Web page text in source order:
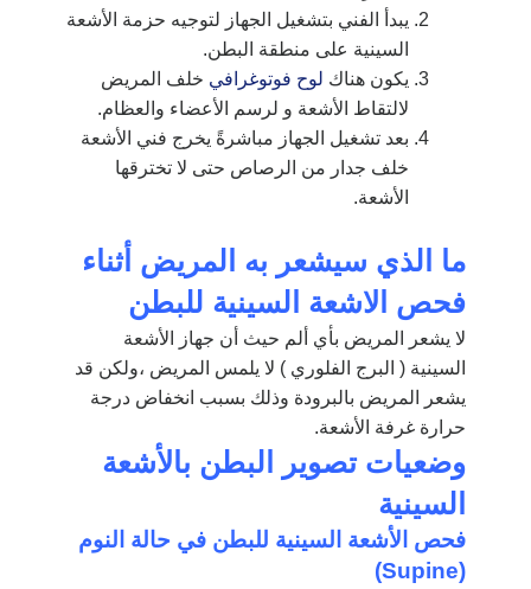
يبدأ الفني بتشغيل الجهاز لتوجيه حزمة الأشعة
السينية على منطقة البطن.
يكون هناك لوح فوتوغرافي خلف المريض
لالتقاط الأشعة و لرسم الأعضاء والعظام.
بعد تشغيل الجهاز مباشرةً يخرج فني الأشعة
خلف جدار من الرصاص حتى لا تخترقها
الأشعة.
ما الذي سيشعر به المريض أثناء
فحص الاشعة السينية للبطن
لا يشعر المريض بأي ألم حيث أن جهاز الأشعة
السينية ( البرج الفلوري ) لا يلمس المريض ،ولكن قد
يشعر المريض بالبرودة وذلك بسبب انخفاض درجة
حرارة غرفة الأشعة.
وضعيات تصوير البطن بالأشعة
السينية
فحص الأشعة السينية للبطن في حالة النوم
(Supine)